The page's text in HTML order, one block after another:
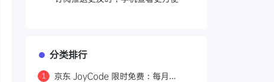
分类排行
1
京东 JoyCode 限时免费：每月